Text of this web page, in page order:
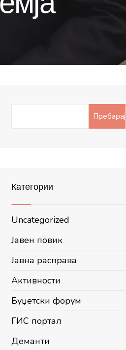
Пребарај
Категории
Uncategorized
Јавен повик
Јавна расправа
Активности
Буџетски форум
ГИС портал
Деманти